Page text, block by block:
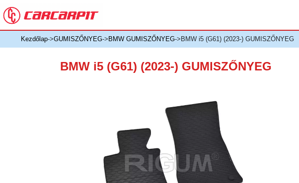
Kezdőlap->GUMISZŐNYEG-> BMW GUMISZŐNYEG->BMW i5 (G61) (2023-) GUMISZŐNYEG
BMW i5 (G61) (2023-) GUMISZŐNYEG